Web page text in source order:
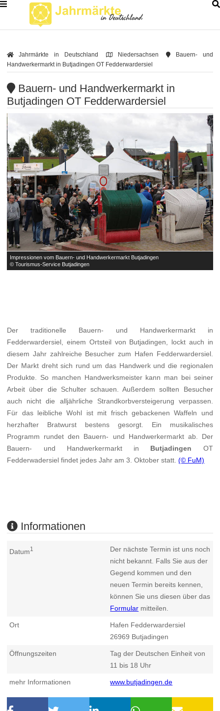
Jahrmärkte in Deutschland Niedersachsen
Bauern- und
Handwerkermarkt in Butjadingen OT Fedderwardersiel
Bauern- und Handwerkermarkt in
Butjadingen OT Fedderwardersiel
Impressionen vom Bauern- und Handwerkermarkt Butjadingen
© Tourismus-Service Butjadingen
 
Der traditionelle Bauern- und Handwerkermarkt in
Fedderwardersiel, einem Ortsteil von Butjadingen, lockt auch in
diesem Jahr zahlreiche Besucher zum Hafen Fedderwardersiel.
Der Markt dreht sich rund um das Handwerk und die regionalen
Produkte. So manchen Handwerksmeister kann man bei seiner
Arbeit über die Schulter schauen. Außerdem sollten Besucher
auch nicht die alljährliche Strandkorbversteigerung verpassen.
Für das leibliche Wohl ist mit frisch gebackenen Waffeln und
herzhafter Bratwurst bestens gesorgt. Ein musikalisches
Programm rundet den Bauern- und Handwerkermarkt ab. Der
Bauern- und Handwerkermarkt in Butjadingen OT
Fedderwadersiel findet jedes Jahr am 3. Oktober statt.(© FuM)
Informationen
Datum1
Der nächste Termin ist uns noch
nicht bekannt. Falls Sie aus der
Gegend kommen und den
neuen Termin bereits kennen,
können Sie uns diesen über das
Formular mitteilen.
Ort
Hafen Fedderwardersiel
26969 Butjadingen
Öffnungszeiten
Tag der Deutschen Einheit von
11 bis 18 Uhr
mehr Informationen www.butjadingen.de